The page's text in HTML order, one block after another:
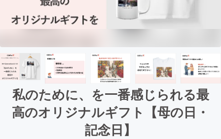
私のために、を一番感じられる最
高のオリジナルギフト【母の日・
記念日】